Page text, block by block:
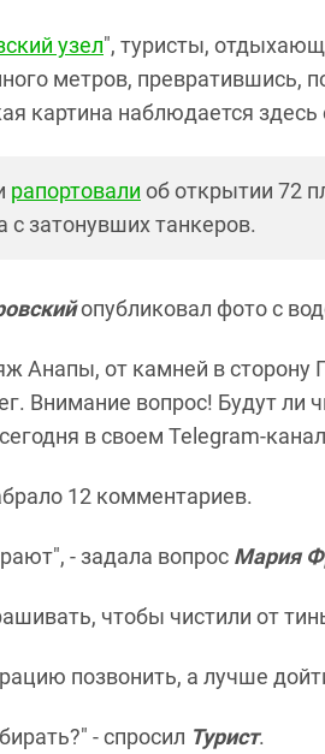
узел", туристы,
метров, превратившись,
картина наблюдается
рапортовали об открытии 72
с затонувших танкеров.
опубликовал фото с
Анапы, от камней в сторону
Внимание вопрос! Будут ли
в своем Telegram-
12 комментариев.
- задала вопрос Мария
чтобы чистили от
позвонить, а лучше
- спросил Турист.